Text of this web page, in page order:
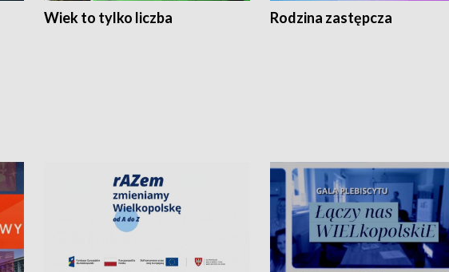
Wiek to tylko liczba Rodzina zastępcza